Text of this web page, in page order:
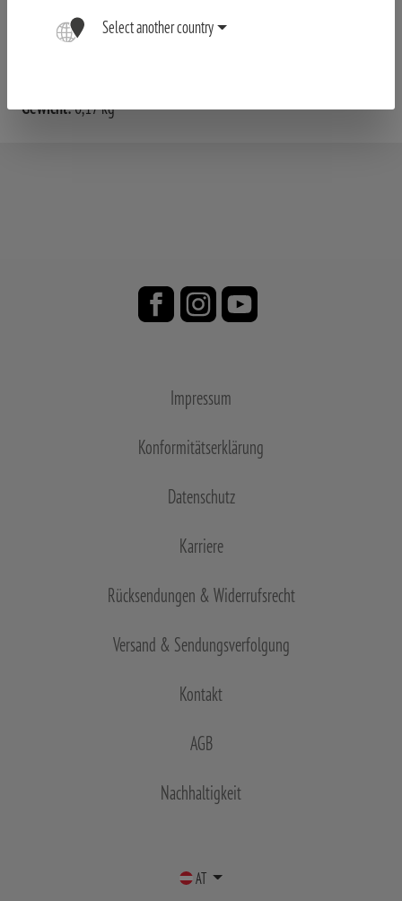
Artikel-Nr. 80405773
Gewicht:0,17 kg
Impressum
Konformitätserklärung
Datenschutz
Karriere
Rücksendungen & Widerrufsrecht
Versand & Sendungsverfolgung
Kontakt
AGB
Nachhaltigkeit
AT
Select another country